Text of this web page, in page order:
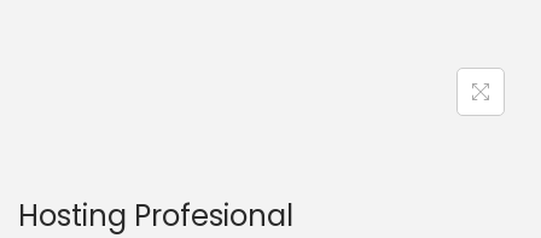
Hosting Profesional